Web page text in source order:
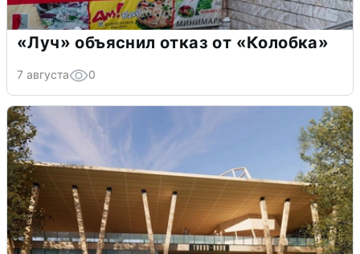
«Луч» объяснил отказ от «Колобка»
7 августа 0